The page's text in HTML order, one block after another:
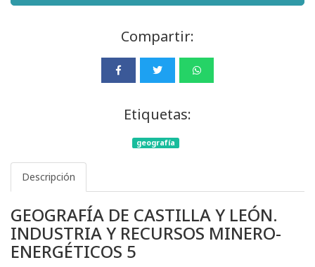
Compartir:
Etiquetas:
geografía
Descripción
GEOGRAFÍA DE CASTILLA Y LEÓN.
INDUSTRIA Y RECURSOS MINERO-
ENERGÉTICOS 5